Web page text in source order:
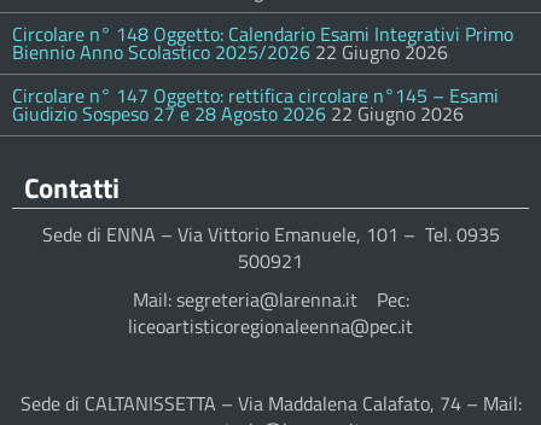
Circolare n° 148 Oggetto: Calendario Esami Integrativi Primo
Biennio Anno Scolastico 2025/2026 22 Giugno 2026
Circolare n° 147 Oggetto: rettifica circolare n°145 – Esami
Giudizio Sospeso 27 e 28 Agosto 2026 22 Giugno 2026
Contatti
Sede di ENNA – Via Vittorio Emanuele, 101 – Tel. 0935
500921
Mail: segreteria@larenna.it Pec:
liceoartisticoregionaleenna@pec.it
Sede di CALTANISSETTA – Via Maddalena Calafato, 74 – Mail: